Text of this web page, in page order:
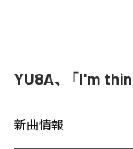
YU8A、「I'm
新曲情報